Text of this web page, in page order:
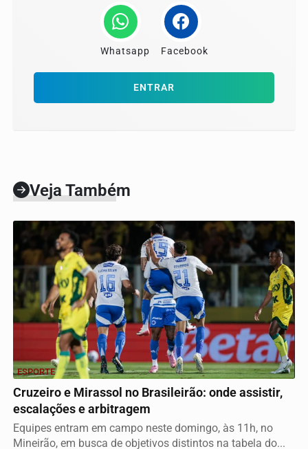
Whatsapp Facebook
ENTRAR
Veja Também
ESPORTE
Cruzeiro e Mirassol no Brasileirão: onde assistir,
escalações e arbitragem
Equipes entram em campo neste domingo, às 11h, no
Mineirão, em busca de objetivos distintos na tabela do...